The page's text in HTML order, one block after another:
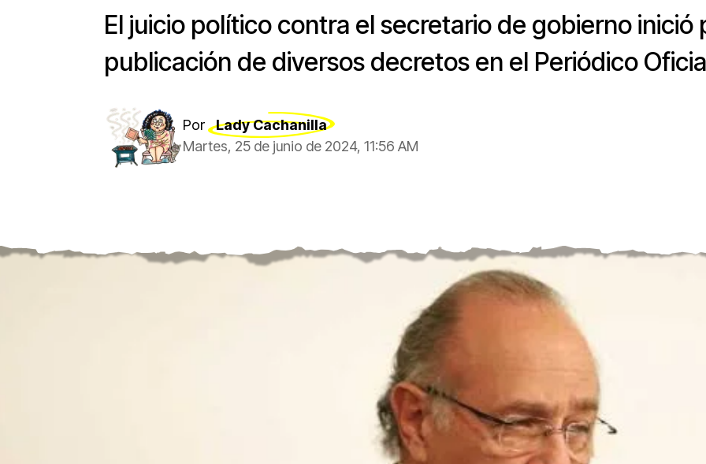
El juicio político contra el secretario de gobierno inició
publicación de diversos decretos en el Periódico
Por
Lady Cachanilla
Martes, 25 de junio de 2024, 11:56 AM